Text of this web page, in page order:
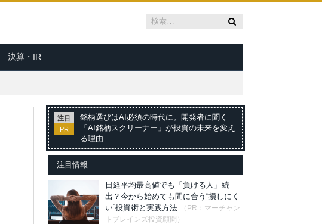
決算・IR
注目
PR
銘柄選びはAI必須の時代に。開発者に聞く
「AI銘柄スクリーナー」が投資の未来を変え
る理由
注目情報
日経平均最高値でも「負ける人」続
出？今から始めても間に合う“損しにく
い”投資術と実践方法
（PR：マーチャン
トブレインズ投資顧問）